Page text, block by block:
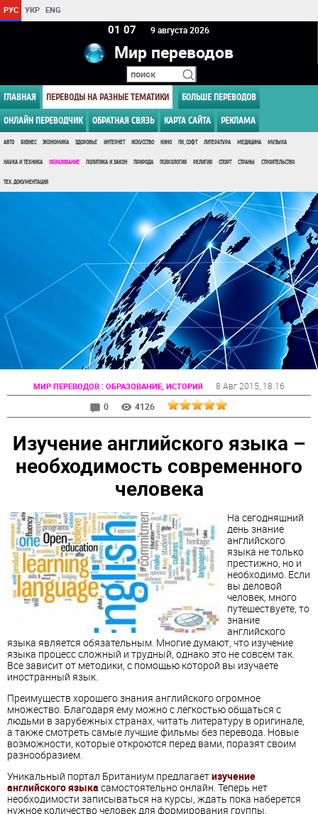
РУС УКР ENG
01:07 9 августа 2026
Мир переводов
ГЛАВНАЯ ПЕРЕВОДЫ НА РАЗНЫЕ ТЕМАТИКИ БОЛЬШЕ ПЕРЕВОДОВ
ОНЛАЙН ПЕРЕВОДЧИК ОБРАТНАЯ СВЯЗЬ КАРТА САЙТА РЕКЛАМА
АВТО БИЗНЕС ЭКОНОМИКА ЗДОРОВЬЕ ИНТЕРНЕТ ИСКУССТВО КИНО ПК, СОФТ ЛИТЕРАТУРА МЕДИЦИНА МУЗЫКА
НАУКА И ТЕХНИКА ОБРАЗОВАНИЕ ПОЛИТИКА И ЗАКОН ПРИРОДА ПСИХОЛОГИЯ РЕЛИГИЯ СПОРТ СТРАНЫ СТРОИТЕЛЬСТВО
ТЕХ. ДОКУМЕНТАЦИЯ
МИР ПЕРЕВОДОВ : ОБРАЗОВАНИЕ, ИСТОРИЯ 8 Авг 2015 , 18:16
0
4126
Изучение английского языка –
необходимость современного
человека
На сегодняшний
день знание
английского
языка не только
престижно, но и
необходимо. Если
вы деловой
человек, много
путешествуете, то
знание
английского
языка является обязательным. Многие думают, что изучение
языка процесс сложный и трудный, однако это не совсем так.
Все зависит от методики, с помощью которой вы изучаете
иностранный язык.
Преимуществ хорошего знания английского огромное
множество. Благодаря ему можно с легкостью общаться с
людьми в зарубежных странах, читать литературу в оригинале,
а также смотреть самые лучшие фильмы без перевода. Новые
возможности, которые откроются перед вами, поразят своим
разнообразием.
Уникальный портал Британиум предлагаетизучение
английского языка самостоятельно онлайн. Теперь нет
необходимости записываться на курсы, ждать пока наберется
нужное количество человек для формирования группы,